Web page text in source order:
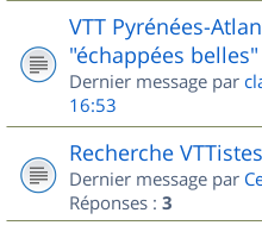
VTT Pyrénées-
"échappées belles"
Dernier message par
16:53
Recherche
Dernier message par
Réponses : 3